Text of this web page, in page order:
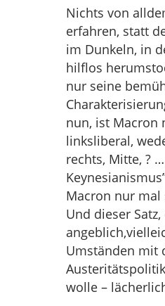
Nichts von
erfahren, statt
im Dunkeln, in
hilflos
nur seine
nun, ist Macron
linksliberal,
rechts, Mitte, ?
Macron nur mal
Und dieser
Umständen mit
wolle –